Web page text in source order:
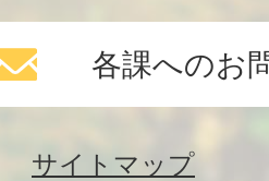
各課へのお
サイトマップ